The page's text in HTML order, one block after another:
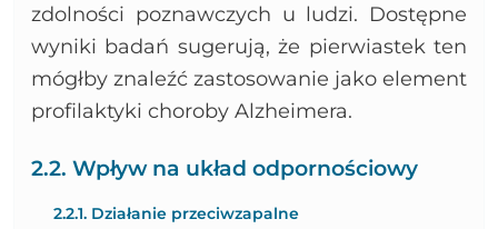
zdolności poznawczych u ludzi. Dostępne
wyniki badań sugerują, że pierwiastek ten
mógłby znaleźć zastosowanie jako element
profilaktyki choroby Alzheimera.
2.2. Wpływ na układ odpornościowy
2.2.1. Działanie przeciwzapalne